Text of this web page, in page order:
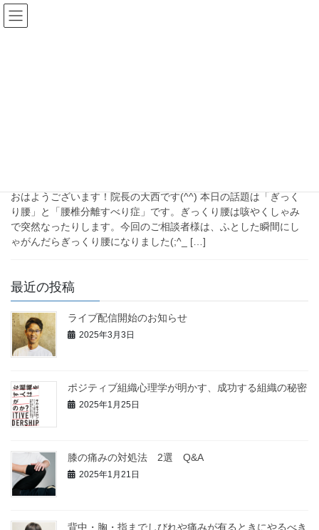
コ
ン
ナ
ビ
おはようございます！院長の大西です(^^) 本日の話題は「ぎっく
り腰」と「腰椎分離すべり症」です。ぎっくり腰は咳やくしゃみ
で突然なったりします。今回のご相談者様は、ふとした瞬間にし
ゃがんだらぎっくり腰になりました(;^_ […]
最近の投稿
ライブ配信開始のお知らせ
2025年3月3日
ポジティブ組織心理学が明かす、成功する組織の秘密
2025年1月25日
膝の痛みの対処法 2選 Q&A
2025年1月21日
背中・胸・指までしびれや痛みが有るときにやるべき